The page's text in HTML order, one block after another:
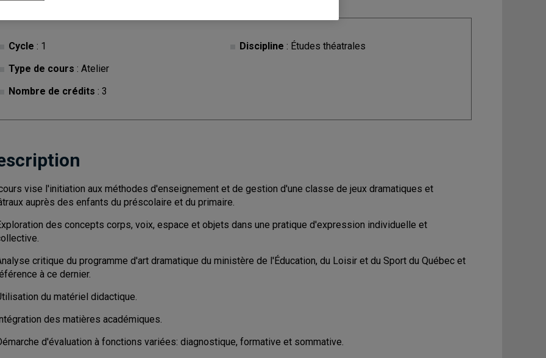
Cycle : 1
Type de cours : Atelier
Nombre de crédits : 3
Discipline : Études théatrales
vise l'initiation aux méthodes d'enseignement et de gestion d'une classe de jeux dramatiques et
auprès des enfants du préscolaire et du primaire.
des concepts corps, voix, espace et objets dans une pratique d'expression individuelle et
critique du programme d'art dramatique du ministère de l'Éducation, du Loisir et du Sport du Québec et
à ce dernier.
du matériel didactique.
des matières académiques.
d'évaluation à fonctions variées: diagnostique, formative et sommative.